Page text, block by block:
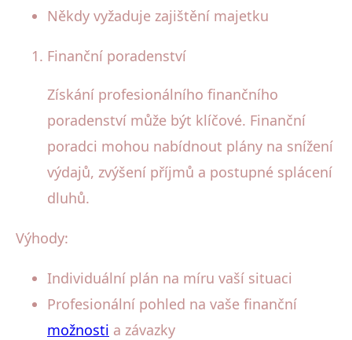
Někdy vyžaduje zajištění majetku
Finanční poradenství
Získání profesionálního finančního
poradenství může být klíčové. Finanční
poradci mohou nabídnout plány na snížení
výdajů, zvýšení příjmů a postupné splácení
dluhů.
Výhody:
Individuální plán na míru vaší situaci
Profesionální pohled na vaše finanční
možnosti a závazky